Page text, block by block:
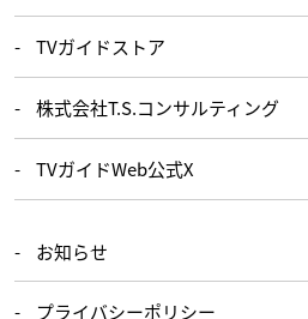
TVガイドストア
株式会社T.S.コンサルティング
TVガイドWeb公式X
お知らせ
プライバシーポリシー